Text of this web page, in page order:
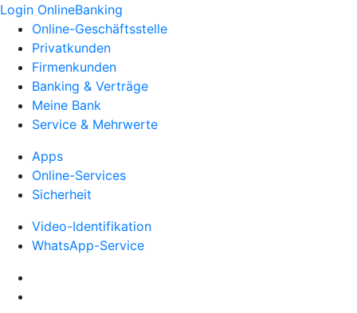
Login OnlineBanking
Online-Geschäftsstelle
Privatkunden
Firmenkunden
Banking & Verträge
Meine Bank
Service & Mehrwerte
Apps
Online-Services
Sicherheit
Video-Identifikation
WhatsApp-Service